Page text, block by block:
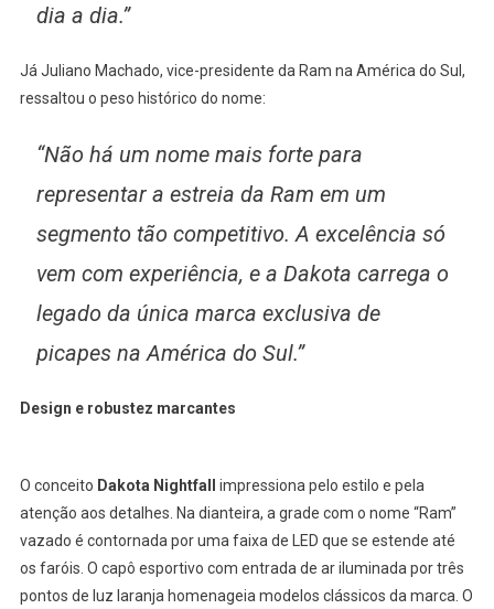
dia a dia.”
Já Juliano Machado, vice-presidente da Ram na América do Sul,
ressaltou o peso histórico do nome:
“Não há um nome mais forte para
representar a estreia da Ram em um
segmento tão competitivo. A excelência só
vem com experiência, e a Dakota carrega o
legado da única marca exclusiva de
picapes na América do Sul.”
Design e robustez marcantes
O conceito Dakota Nightfall
impressiona pelo estilo e pela
atenção aos detalhes. Na dianteira, a grade com o nome “Ram”
vazado é contornada por uma faixa de LED que se estende até
os faróis. O capô esportivo com entrada de ar iluminada por três
pontos de luz laranja homenageia modelos clássicos da marca. O